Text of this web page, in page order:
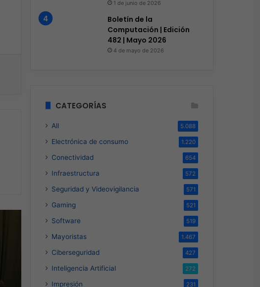
Hace 17 horas
1 de junio de 2026
Boletín de la
Computación | Edición
482 | Mayo 2026
4 de mayo de 2026
CATEGORÍAS
All 5.088
Electrónica de consumo 1.220
Conectividad 654
Infraestructura 572
Seguridad y Videovigilancia 571
Gaming 521
Software 519
Mayoristas 1.467
Ciberseguridad 427
Inteligencia Artificial 272
Impresión 231